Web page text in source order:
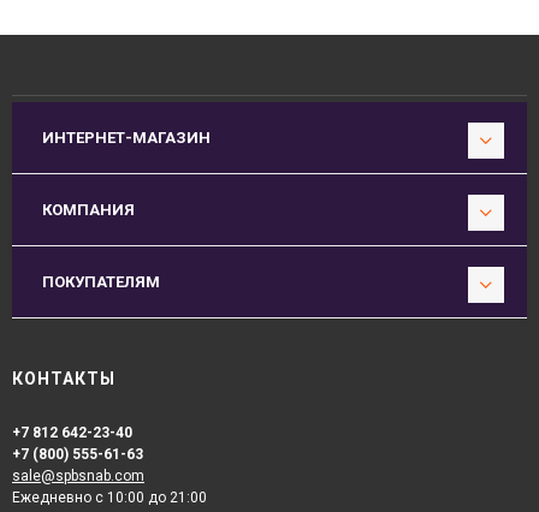
ИНТЕРНЕТ-МАГАЗИН
КОМПАНИЯ
ПОКУПАТЕЛЯМ
КОНТАКТЫ
+7 812 642-23-40
+7 (800) 555-61-63
sale@spbsnab.com
Ежедневно с 10:00 до 21:00